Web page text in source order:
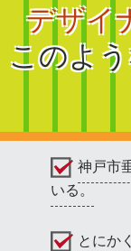
デザイ
このよ
神戸市
いる。
とにか